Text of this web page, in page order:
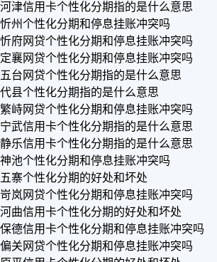
河津信用卡个性化分期指的是什么意思
忻州个性化分期和停息挂账冲突吗
忻府网贷个性化分期和停息挂账冲突吗
定襄网贷个性化分期和停息挂账冲突吗
五台网贷个性化分期指的是什么意思
代县个性化分期指的是什么意思
繁峙网贷个性化分期和停息挂账冲突吗
宁武信用卡个性化分期指的是什么意思
静乐信用卡个性化分期指的是什么意思
神池个性化分期和停息挂账冲突吗
五寨个性化分期的好处和坏处
岢岚网贷个性化分期和停息挂账冲突吗
河曲信用卡个性化分期的好处和坏处
保德信用卡个性化分期和停息挂账冲突吗
偏关网贷个性化分期和停息挂账冲突吗